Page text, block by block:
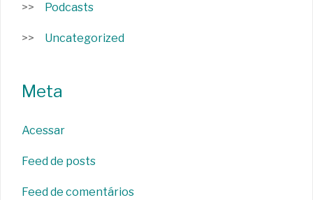
Podcasts
Uncategorized
Meta
Acessar
Feed de posts
Feed de comentários